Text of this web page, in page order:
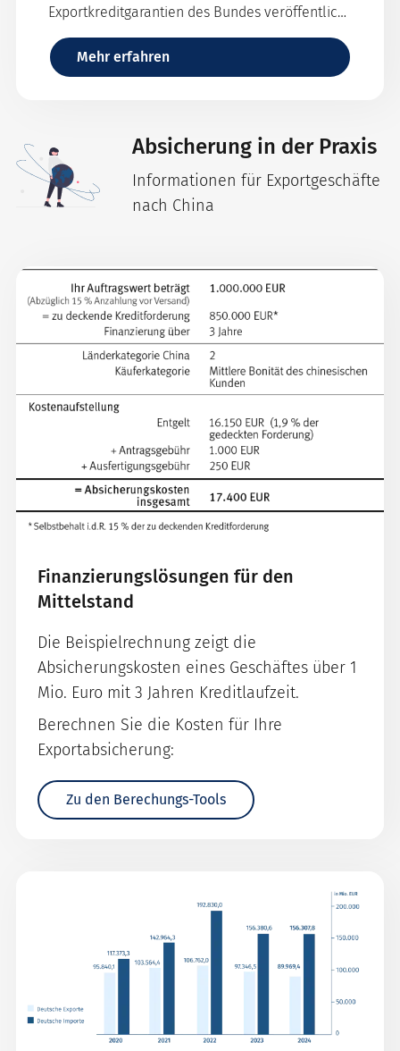
Exportkreditgarantien des Bundes veröffentlicht
+++ China: Zwischen Partnerschaft und
systemischem Wettbewerber
Mehr erfahren
Absicherung in der Praxis
Informationen für Exportgeschäfte
nach China
Finanzierungslösungen für den
Mittelstand
Die Beispielrechnung zeigt die
Absicherungskosten eines Geschäftes über 1
Mio. Euro mit 3 Jahren Kreditlaufzeit.
Berechnen Sie die Kosten für Ihre
Exportabsicherung:
Zu den Berechungs-Tools